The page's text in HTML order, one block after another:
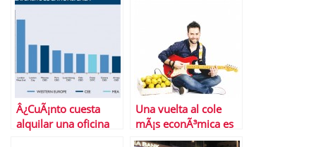
Â¿CuÃ¡nto cuesta
alquilar una oficina
Una vuelta al cole
mÃ¡s econÃ³mica es
posible